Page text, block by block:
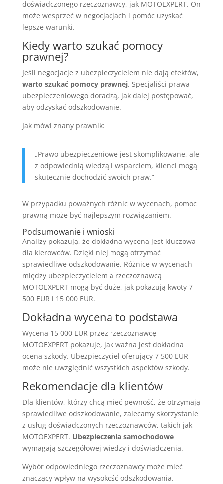
doświadczonego rzeczoznawcy, jak MOTOEXPERT. On
może wesprzeć w negocjacjach i pomóc uzyskać
lepsze warunki.
Kiedy warto szukać pomocy
prawnej?
Jeśli negocjacje z ubezpieczycielem nie dają efektów,
warto szukać pomocy prawnej. Specjaliści prawa
ubezpieczeniowego doradzą, jak dalej postępować,
aby odzyskać odszkodowanie.
Jak mówi znany prawnik:
„Prawo ubezpieczeniowe jest skomplikowane, ale
z odpowiednią wiedzą i wsparciem, klienci mogą
skutecznie dochodzić swoich praw.”
W przypadku poważnych różnic w wycenach, pomoc
prawną może być najlepszym rozwiązaniem.
Podsumowanie i wnioski
Analizy pokazują, że dokładna wycena jest kluczowa
dla kierowców. Dzięki niej mogą otrzymać
sprawiedliwe odszkodowanie. Różnice w wycenach
między ubezpieczycielem a rzeczoznawcą
MOTOEXPERT mogą być duże, jak pokazują kwoty 7
500 EUR i 15 000 EUR.
Dokładna wycena to podstawa
Wycena 15 000 EUR przez rzeczoznawcę
MOTOEXPERT pokazuje, jak ważna jest dokładna
ocena szkody. Ubezpieczyciel oferujący 7 500 EUR
może nie uwzględnić wszystkich aspektów szkody.
Rekomendacje dla klientów
Dla klientów, którzy chcą mieć pewność, że otrzymają
sprawiedliwe odszkodowanie, zalecamy skorzystanie
z usług doświadczonych rzeczoznawców, takich jak
MOTOEXPERT. Ubezpieczenia samochodowe
wymagają szczegółowej wiedzy i doświadczenia.
Wybór odpowiedniego rzeczoznawcy może mieć
znaczący wpływ na wysokość odszkodowania.